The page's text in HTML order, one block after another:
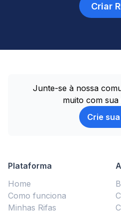
Criar
Junte-se à nossa
muito com
Crie
Plataforma
Home
Como funciona
Minhas Rifas